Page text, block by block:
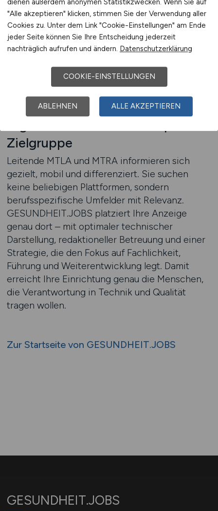
strategischen Blick auf Karriereentwicklung.
Beste Karriereseite für Pflegejobs – und für
technische Leitungskräfte? Genau das bieten
wir.
Beratung anfordern
Zielgruppe
Leitende MTLA und MTRA informieren sich
gezielt, mobil und differenziert. Sie suchen
keine beliebigen Plattformen, sondern
berufsspezifische Umfelder mit Relevanz.
GESUNDHEIT.JOBS platziert Ihre Anzeige
genau dort – mit optimaler technischer
Darstellung, redaktioneller Betreuung und einer
Strategie, die den Fokus auf Fachlichkeit,
Führung und Weiterentwicklung legt. Damit
erreicht Ihre Einrichtung genau die Menschen,
die Verantwortung in Technik und Qualität
tragen wollen.
Zur Startseite von GESUNDHEIT.JOBS
GESUNDHEIT.JOBS
dienen außerdem anonymen Statistikzwecken. Wenn Sie auf
"Alle akzeptieren" klicken, stimmen Sie der Verwendung aller
Cookies zu. Unter dem Link "Cookie-Einstellungen" am Ende
jeder Seite können Sie Ihre Entscheidung jederzeit
nachträglich aufrufen und ändern. Datenschutzerklärung
COOKIE-EINSTELLUNGEN
ABLEHNEN ALLE AKZEPTIEREN